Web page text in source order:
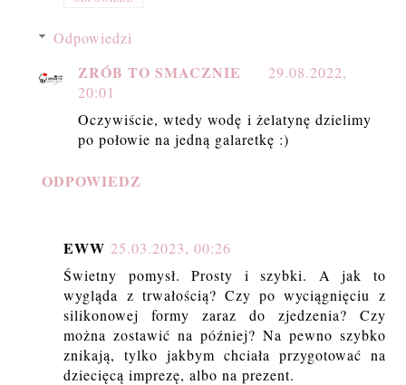
Odpowiedzi
ZRÓB TO SMACZNIE
29.08.2022,
20:01
Oczywiście, wtedy wodę i żelatynę dzielimy
po połowie na jedną galaretkę :)
ODPOWIEDZ
EWW 25.03.2023, 00:26
Świetny pomysł. Prosty i szybki. A jak to
wygląda z trwałością? Czy po wyciągnięciu z
silikonowej formy zaraz do zjedzenia? Czy
można zostawić na później? Na pewno szybko
znikają, tylko jakbym chciała przygotować na
dziecięcą imprezę, albo na prezent.